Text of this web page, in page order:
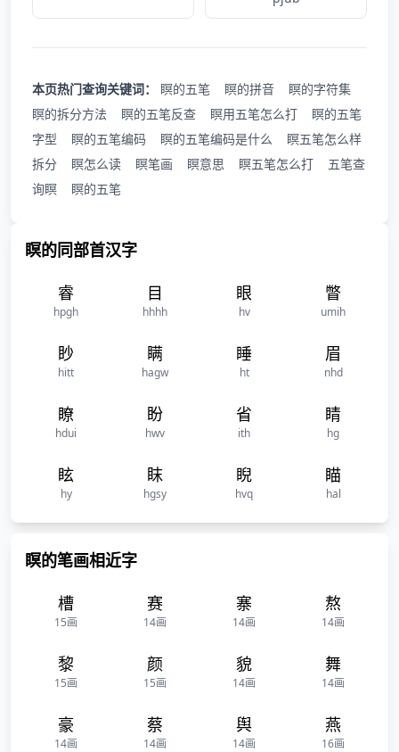
本页热门查询关键词： 瞑的五笔 瞑的拼音
瞑的字符集
瞑的拆分方法
瞑的五笔反查 瞑用五笔怎么打
瞑的五笔
字型
瞑的五笔编码 瞑的五笔编码是什么
瞑五笔怎么样
拆分
瞑怎么读 瞑笔画 瞑意思 瞑五笔怎么打
五笔查
询瞑
瞑的五笔
瞑的同部首汉字
睿
hpgh
目
hhhh
眼
hv
瞥
umih
眇
hitt
瞒
hagw
睡
ht
眉
nhd
瞭
hdui
盼
hwv
省
ith
睛
hg
眩
hy
眜
hgsy
睨
hvq
瞄
hal
瞑的笔画相近字
槽
15画
赛
14画
寨
14画
熬
14画
黎
15画
颜
15画
貌
14画
舞
14画
豪
14画
蔡
14画
舆
14画
燕
16画